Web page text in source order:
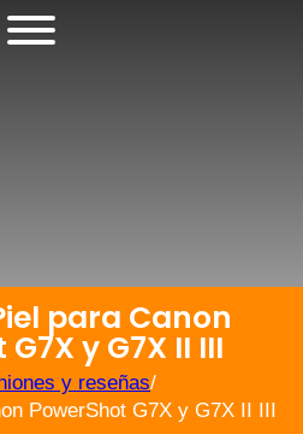
para Canon
y G7X II III
y reseñas/
PowerShot G7X y G7X II III